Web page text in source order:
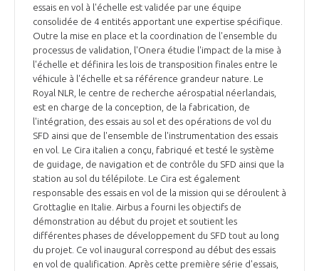
MÉDIATION ET CHARTE D’ENGAGEMENT SUR LES RELATIONS ENTRE
CLIENTS ET FOURNISSEURS
LA MÉDIATION AU-DELÀ DE LA FILIÈRE AÉRONAUTIQUE ET SPATIALE
PRENDRE CONTACT AVEC LE MÉDIATEUR DE LA FILIÈRE
CHIFFRES CLÉS
LES ENJEUX
COMPÉTITIVITÉ
EMPLOI & FORMATION
ENVIRONNEMENT
INNOVATION
LES PUBLICATIONS
DOCUMENTS & BROCHURES
RAPPORTS D'ACTIVITÉS
essais en vol à l'échelle est validée par une équipe
consolidée de 4 entités apportant une expertise spécifique.
Outre la mise en place et la coordination de l'ensemble du
processus de validation, l'Onera étudie l'impact de la mise à
l'échelle et définira les lois de transposition finales entre le
véhicule à l'échelle et sa référence grandeur nature. Le
Royal NLR, le centre de recherche aérospatial néerlandais,
est en charge de la conception, de la fabrication, de
l'intégration, des essais au sol et des opérations de vol du
SFD ainsi que de l'ensemble de l'instrumentation des essais
en vol. Le Cira italien a conçu, fabriqué et testé le système
de guidage, de navigation et de contrôle du SFD ainsi que la
station au sol du télépilote. Le Cira est également
responsable des essais en vol de la mission qui se déroulent à
Grottaglie en Italie. Airbus a fourni les objectifs de
démonstration au début du projet et soutient les
différentes phases de développement du SFD tout au long
du projet. Ce vol inaugural correspond au début des essais
en vol de qualification. Après cette première série d'essais,